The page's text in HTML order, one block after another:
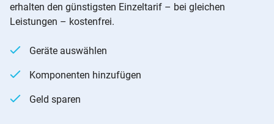
erhalten den günstigsten Einzeltarif – bei gleichen
Leistungen – kostenfrei.
Geräte auswählen
Komponenten hinzufügen
Geld sparen